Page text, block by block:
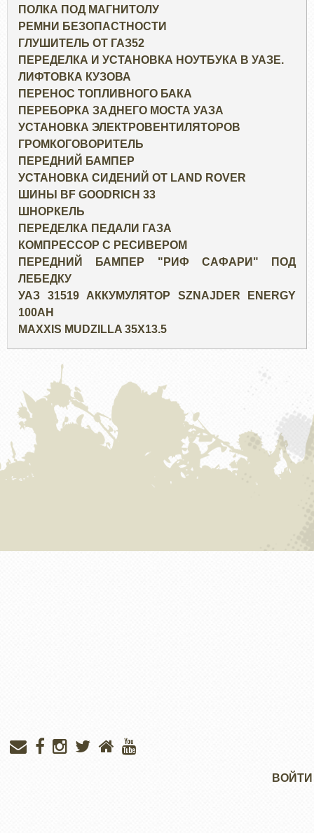
ПОЛКА ПОД МАГНИТОЛУ
РЕМНИ БЕЗОПАСТНОСТИ
ГЛУШИТЕЛЬ ОТ ГАЗ52
ПЕРЕДЕЛКА И УСТАНОВКА НОУТБУКА В УАЗЕ.
ЛИФТОВКА КУЗОВА
ПЕРЕНОС ТОПЛИВНОГО БАКА
ПЕРЕБОРКА ЗАДНЕГО МОСТА УАЗА
УСТАНОВКА ЭЛЕКТРОВЕНТИЛЯТОРОВ
ГРОМКОГОВОРИТЕЛЬ
ПЕРЕДНИЙ БАМПЕР
УСТАНОВКА СИДЕНИЙ ОТ LAND ROVER
ШИНЫ BF GOODRICH 33
ШНОРКЕЛЬ
ПЕРЕДЕЛКА ПЕДАЛИ ГАЗА
КОМПРЕССОР С РЕСИВЕРОМ
ПЕРЕДНИЙ БАМПЕР "РИФ САФАРИ" ПОД
ЛЕБЕДКУ
УАЗ 31519 АККУМУЛЯТОР SZNAJDER ENERGY
100AH
MAXXIS MUDZILLA 35X13.5
ВОЙТИ